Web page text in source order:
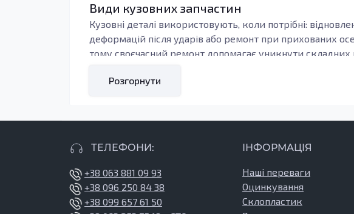
Види кузовних запчастин
Кузовні деталі використовують, коли потрібні:
деформацій після ударів або ремонт при прихованих
тому своєчасний ремонт допомагає уникнути складних
Під час підбору орієнтуються на тип кузова,
Кому підходять ці запчастини
та підвищену зносостійкість у місцях, де метал
герметизацію стиків і антикорозійну обробку, щоб
Ремкомплекти підлоги використовують для
салону, захисту від вологи та збереження міцності
Розгорнути
ТЕЛЕФОНИ:
+38 063 881 09 93
+38 096 250 84 38
+38 099 657 61 50
ІНФОРМАЦІЯ
Наші переваги
Оцинкування
Склопластик